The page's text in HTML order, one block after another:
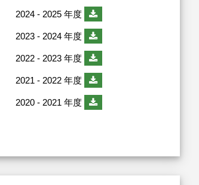
2024 - 2025 年度
2023 - 2024 年度
2022 - 2023 年度
2021 - 2022 年度
2020 - 2021 年度